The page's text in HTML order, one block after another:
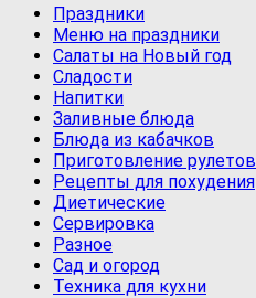
Праздники
Меню на праздники
Салаты на Новый год
Сладости
Напитки
Заливные блюда
Блюда из кабачков
Приготовление рулетов
Рецепты для похудения
Диетические
Сервировка
Разное
Сад и огород
Техника для кухни